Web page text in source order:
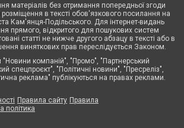
матеріалів без отримання попередньої згоди
в тексті обов'язкового посилання на
Кам'янця-Подільського. Для інтернет-видань
прямого, відкритого для пошукових систем
статті не нижче другого абзацу в тексті або в
виняткових прав переслідується Законом.
компаній", "Промо", "Партнерський
спецпроєкт", "Політичні новини", "Пресреліз",
реклама" публікуються на правах реклами.
Правила сайту Правила
політика